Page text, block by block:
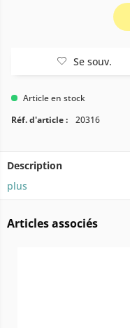
Se souv.
Article en stock
Réf. d'article :
20316
Description
plus
Articles associés